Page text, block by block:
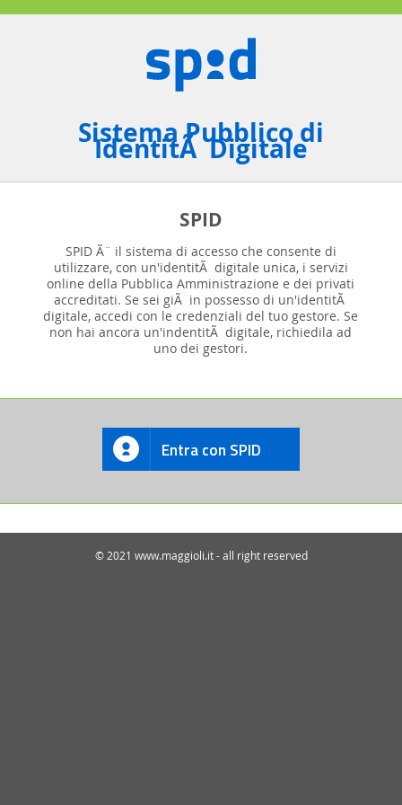
Sistema Pubblico di
IdentitÃ Digitale
SPID
SPID Ã¨ il sistema di accesso che consente di
utilizzare, con un'identitÃ digitale unica, i servizi
online della Pubblica Amministrazione e dei privati
accreditati. Se sei giÃ in possesso di un'identitÃ
digitale, accedi con le credenziali del tuo gestore. Se
non hai ancora un'indentitÃ digitale, richiedila ad
uno dei gestori.
Entra con SPID
© 2021 www.maggioli.it - all right reserved